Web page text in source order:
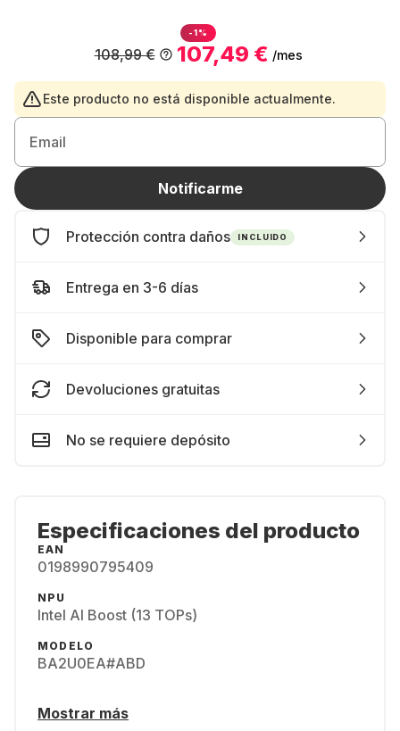
-1%
107,49 € /mes
108,99 €
Este producto no está disponible actualmente.
Email
Notificarme
Protección contra daños INCLUIDO
Entrega en 3-6 días
Disponible para comprar
Devoluciones gratuitas
No se requiere depósito
Especificaciones del producto
EAN
0198990795409
NPU
Intel AI Boost (13 TOPs)
MODELO
BA2U0EA#ABD
Mostrar más